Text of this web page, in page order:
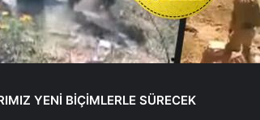
YENİ BİÇİMLERLE SÜRECEK